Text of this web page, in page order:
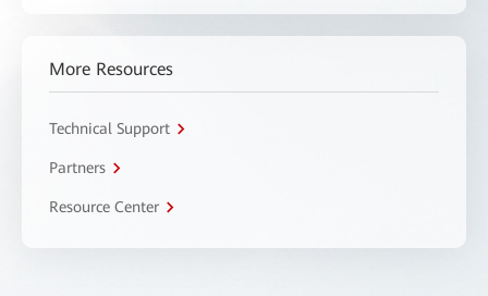
More Resources
Technical Support
Partners
Resource Center